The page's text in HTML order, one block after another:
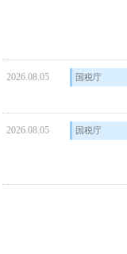
2026.08.05 国税庁
2026.08.05 国税庁